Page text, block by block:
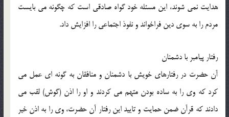
هدايت نمي شوند، اين مسئله خود گواه صادقي است كه چگونه مي بايست
مردم را به سوي دين فراخواند و نفوذ اجتماعي را افزايش داد.
رفتار پيامبر با دشمنان
آن حضرت در رفتارهاي خويش با دشمنان و منافقان به گونه اي عمل مي
كرد كه وي را به ساده بودن متهم مي كردند و او را اذن (گوش) لقب مي
دادند كه قرآن ضمن حمايت و تاييد اين رفتار آن حضرت، وي را به اذن خير